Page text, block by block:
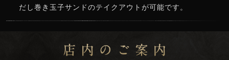
だし巻き玉子サンドのテイクアウトが可能です。